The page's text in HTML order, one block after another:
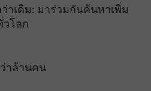
าเดิม: มาร่วมกันค้นหาเพิ่ม
วโลก
าล้านคน